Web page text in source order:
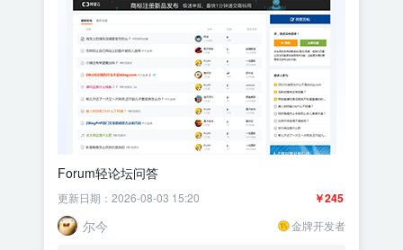
Forum轻论坛问答
￥245
更新日期：2026-08-03 15:20
尔今 金牌开发者